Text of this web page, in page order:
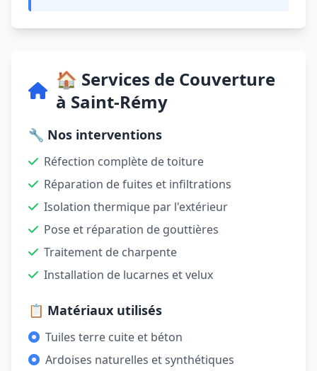
🏠 Services de Couverture
à Saint-Rémy
🔧 Nos interventions
Réfection complète de toiture
Réparation de fuites et infiltrations
Isolation thermique par l'extérieur
Pose et réparation de gouttières
Traitement de charpente
Installation de lucarnes et velux
📋 Matériaux utilisés
Tuiles terre cuite et béton
Ardoises naturelles et synthétiques